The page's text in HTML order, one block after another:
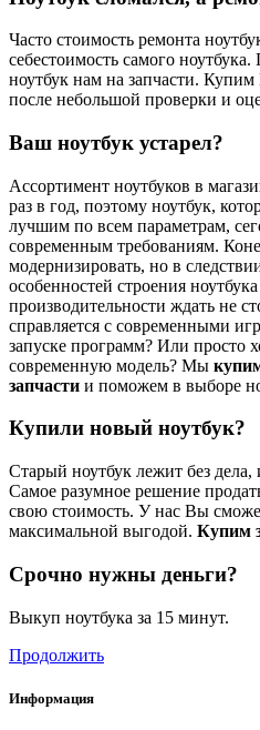
Часто стоимость ремонта
себестоимость самого
ноутбук нам на запчасти.
после небольшой проверки и
Ваш ноутбук устарел?
Ассортимент ноутбуков в
раз в год, поэтому ноутбук,
лучшим по всем параметрам,
современным требованиям.
модернизировать, но в
особенностей строения
производительности ждать не
справляется с современными
запуске программ? Или просто
современную модель? Мы
запчасти и поможем в выборе
Купили новый ноутбук?
Старый ноутбук лежит без дела,
Самое разумное решение
свою стоимость. У нас Вы
максимальной выгодой. Купим
Срочно нужны деньги?
Выкуп ноутбука за 15 минут.
Продолжить
Информация